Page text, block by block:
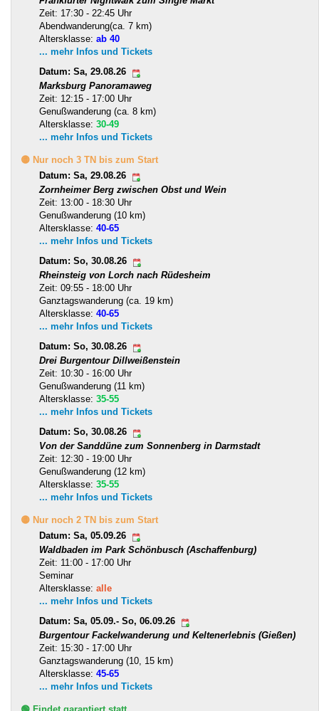
Zeit: 17:30 - 22:45 Uhr
Abendwanderung(ca. 7 km)
Altersklasse: ab 40
... mehr Infos und Tickets
Datum: Sa, 29.08.26
Marksburg Panoramaweg
Zeit: 12:15 - 17:00 Uhr
Genußwanderung (ca. 8 km)
Altersklasse: 30-49
... mehr Infos und Tickets
🟡 Nur noch 3 TN bis zum Start
Datum: Sa, 29.08.26
Zornheimer Berg zwischen Obst und Wein
Zeit: 13:00 - 18:30 Uhr
Genußwanderung (10 km)
Altersklasse: 40-65
... mehr Infos und Tickets
Datum: So, 30.08.26
Rheinsteig von Lorch nach Rüdesheim
Zeit: 09:55 - 18:00 Uhr
Ganztagswanderung (ca. 19 km)
Altersklasse: 40-65
... mehr Infos und Tickets
Datum: So, 30.08.26
Drei Burgentour Dillweißenstein
Zeit: 10:30 - 16:00 Uhr
Genußwanderung (11 km)
Altersklasse: 35-55
... mehr Infos und Tickets
Datum: So, 30.08.26
Von der Sanddüne zum Sonnenberg in Darmstadt
Zeit: 12:30 - 19:00 Uhr
Genußwanderung (12 km)
Altersklasse: 35-55
... mehr Infos und Tickets
🟡 Nur noch 2 TN bis zum Start
Datum: Sa, 05.09.26
Waldbaden im Park Schönbusch (Aschaffenburg)
Zeit: 11:00 - 17:00 Uhr
Seminar
Altersklasse: alle
... mehr Infos und Tickets
Datum: Sa, 05.09.- So, 06.09.26
Burgentour Fackelwanderung und Keltenerlebnis (Gießen)
Zeit: 15:30 - 17:00 Uhr
Ganztagswanderung (10, 15 km)
Altersklasse: 45-65
... mehr Infos und Tickets